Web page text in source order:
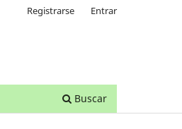
Buscar
Registrarse Entrar